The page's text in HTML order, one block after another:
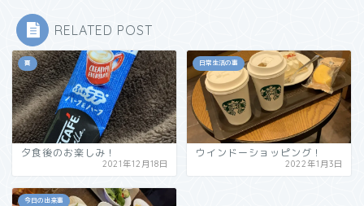
RELATED POST
喜
夕食後のお楽しみ！
2021年12月18日
日常生活の事
ウインドーショッピング！
2022年1月3日
今日の出来事